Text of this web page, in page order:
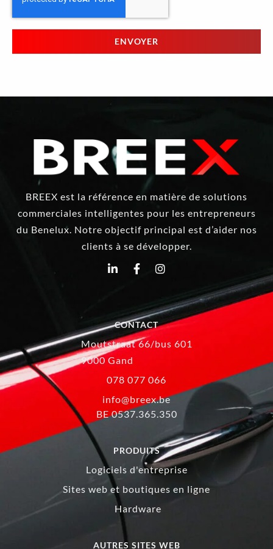
ENVOYER
BREEX est la référence en matière de solutions
commerciales intelligentes pour les entrepreneurs
du Benelux. Notre objectif principal est d’aider nos
clients à se développer.
CONTACT
Moutstraat 66/bus 601
9000 Gand
078 077 066
info@breex.be
BE 0537.365.350
PRODUITS
Logiciels d'entreprise
Sites web et boutiques en ligne
Hardware
AUTRES SITES WEB